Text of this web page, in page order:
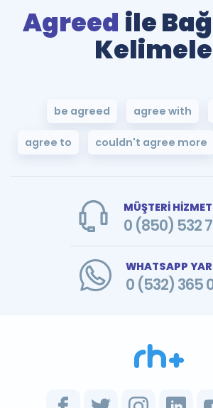
Agreed ile
be agreed agree with
agree to couldn't agree more
MÜŞTERİ
0 (850) 532
WHATSAPP
0 (532) 365